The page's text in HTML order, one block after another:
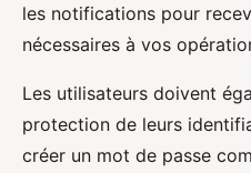
les notifications pour
nécessaires à vos
Les utilisateurs doivent
protection de leurs
créer un mot de passe